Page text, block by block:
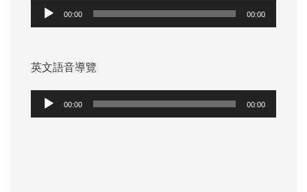
訊
放
器
00:00 00:00
英文語音導覽
訊
00:00 00:00